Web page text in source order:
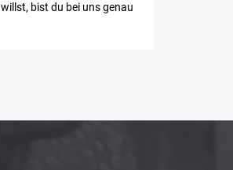
bist du bei uns genau